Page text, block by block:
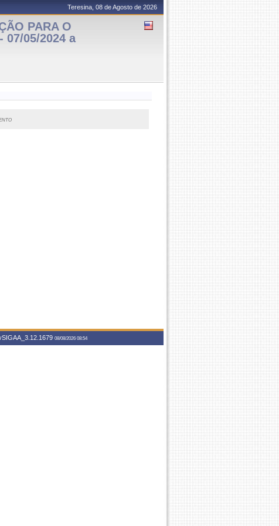
Teresina, 08 de Agosto de 2026
PARA O
07/05/2024 a
08/08/2026 08:54